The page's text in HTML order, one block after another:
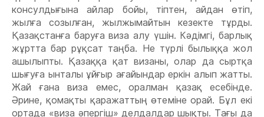
консулдығына айлар бойы, тіптен, айдан өтіп,
жылға созылған, жылжымайтын кезекте тұрды.
Қазақстанға баруға виза алу үшін. Кəдімгі, барлық
жұртта бар рұқсат таңба. Не түрлі былыққа жол
ашылыпты. Қазаққа қат визаны, олар да сыртқа
шығуға ынталы ұйғыр ағайындар еркін алып жатты.
Жай ғана виза емес, оралман қазақ есебінде.
Əрине, қомақты қаражаттың өтеміне орай. Бұл екі
ортада «виза əпергіш» делдалдар шықты. Тағы да